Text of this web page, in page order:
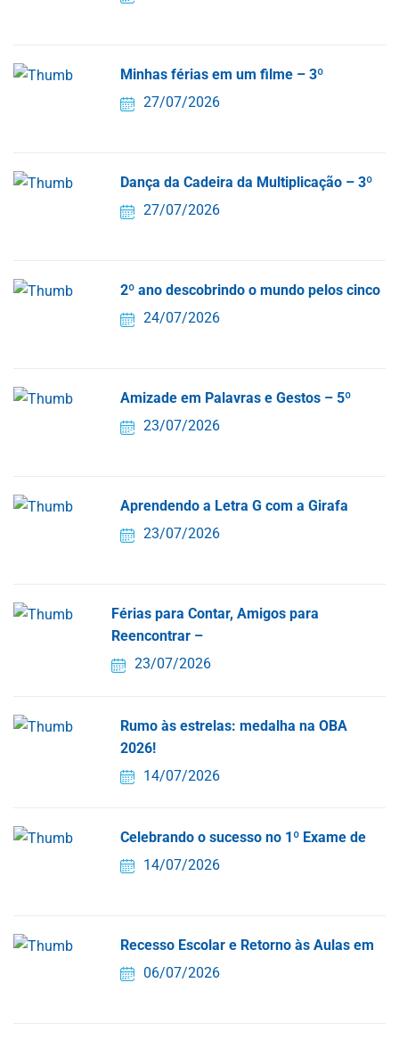
Minhas férias em um filme – 3º
27/07/2026
Dança da Cadeira da Multiplicação – 3º
27/07/2026
2º ano descobrindo o mundo pelos cinco
24/07/2026
Amizade em Palavras e Gestos – 5º
23/07/2026
Aprendendo a Letra G com a Girafa
23/07/2026
Férias para Contar, Amigos para
Reencontrar –
23/07/2026
Rumo às estrelas: medalha na OBA
2026!
14/07/2026
Celebrando o sucesso no 1º Exame de
14/07/2026
Recesso Escolar e Retorno às Aulas em
06/07/2026